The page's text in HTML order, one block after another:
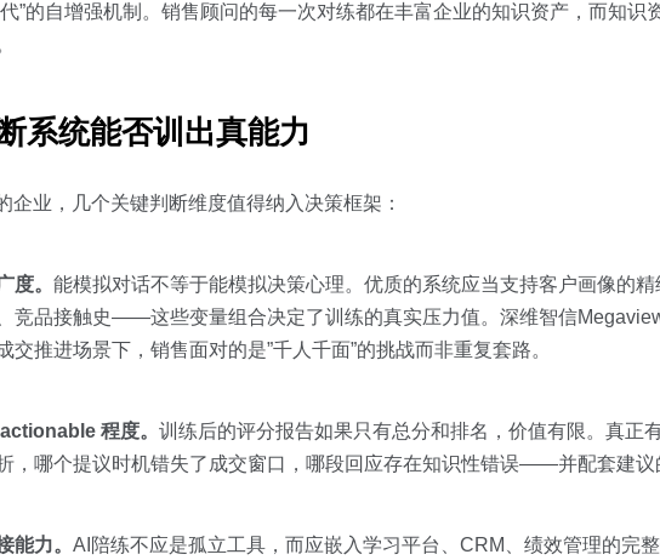
”的自增强机制。销售顾问的每一次对练都在丰富企业的知识资产，而知识
系统能否训出真能力
企业，几个关键判断维度值得纳入决策框架：
度。 能模拟对话不等于能模拟决策心理。优质的系统应当支持客户画像的
竞品接触史——这些变量组合决定了训练的真实压力值。深维智信
推进场景下，销售面对的是”千人千面”的挑战而非重复套路。
程度。 训练后的评分报告如果只有总分和排名，价值有限。真正
，哪个提议时机错失了成交窗口，哪段回应存在知识性错误——并配套建议
能力。 AI陪练不应是孤立工具，而应嵌入学习平台、CRM、绩效管理的完